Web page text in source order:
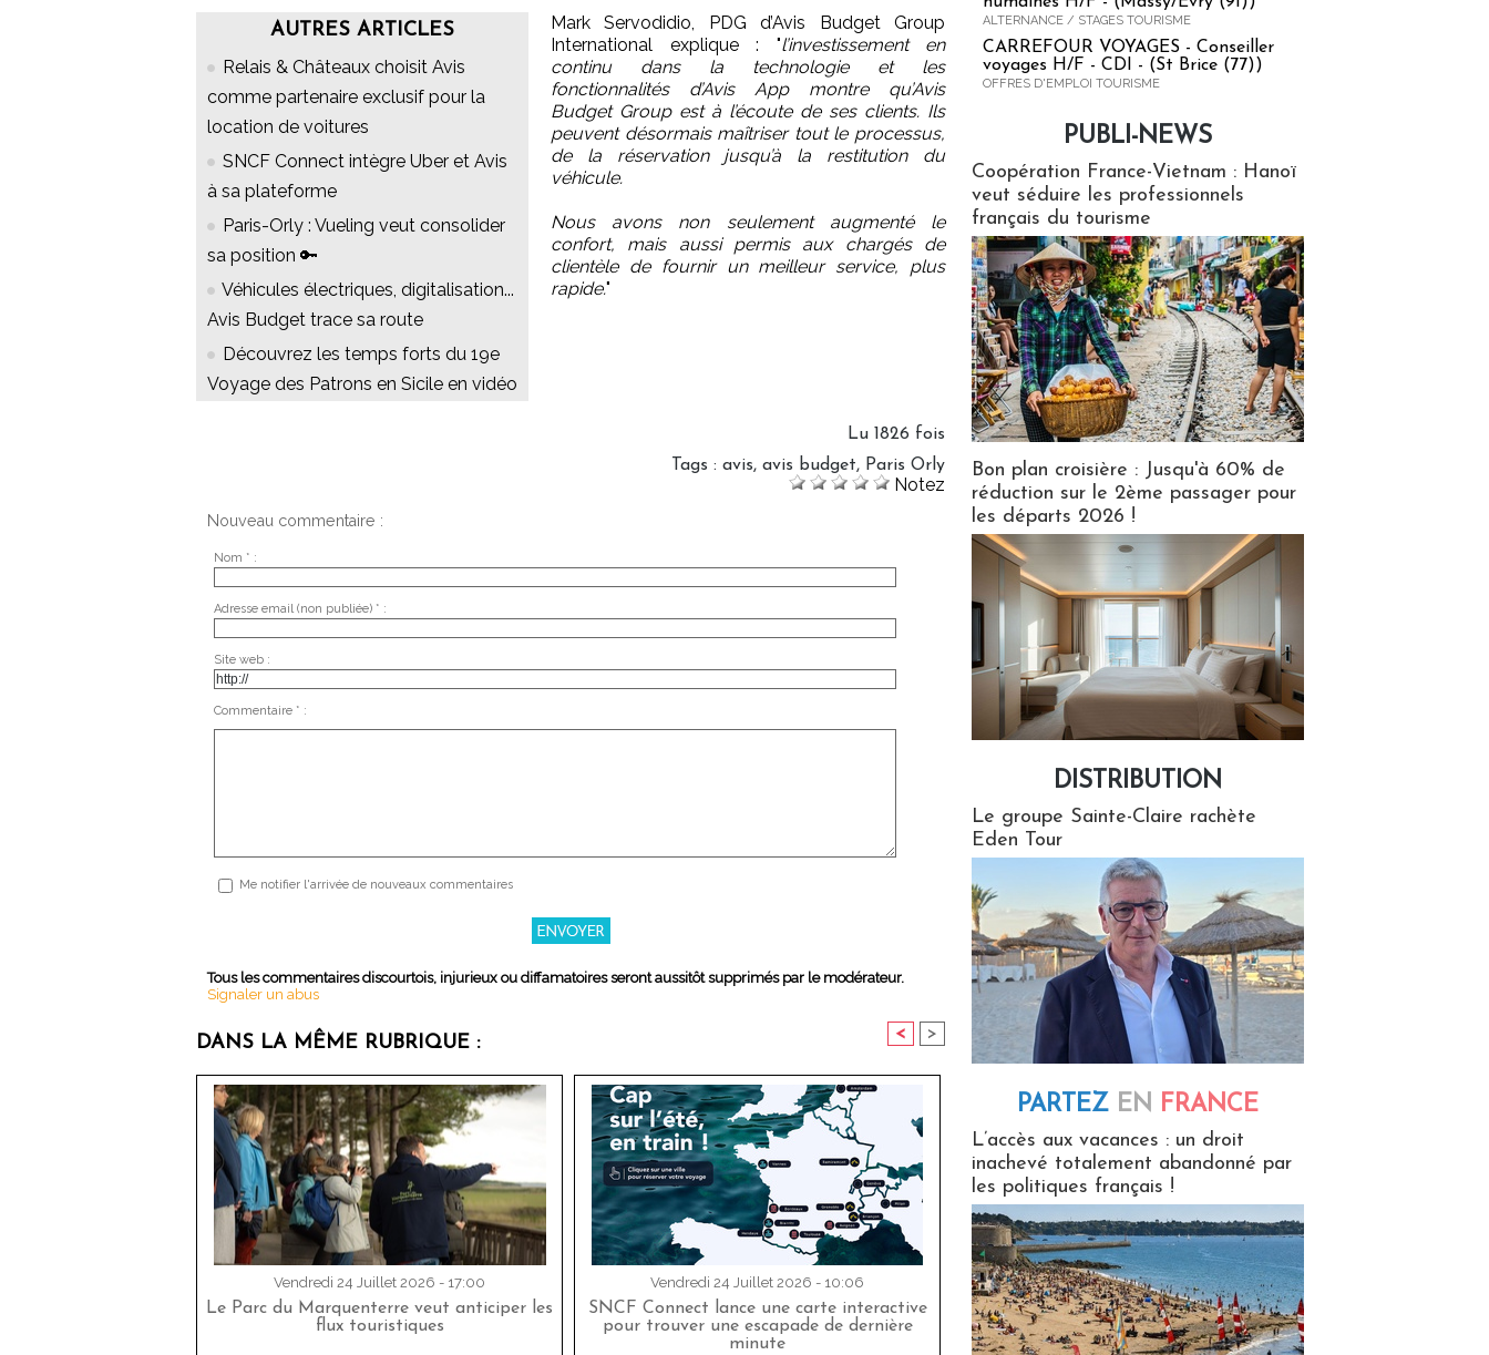
AUTRES ARTICLES
Relais & Châteaux choisit Avis
comme partenaire exclusif pour la
location de voitures
SNCF Connect intègre Uber et Avis
à sa plateforme
Paris-Orly : Vueling veut consolider
sa position 🔑
Véhicules électriques, digitalisation...
Avis Budget trace sa route
Découvrez les temps forts du 19e
Voyage des Patrons en Sicile en vidéo
Mark Servodidio, PDG d’Avis Budget Group
International explique : "l’investissement en
continu dans la technologie et les
fonctionnalités d’Avis App montre qu’Avis
Budget Group est à l’écoute de ses clients. Ils
peuvent désormais maîtriser tout le processus,
de la réservation jusqu’à la restitution du
véhicule.
Nous avons non seulement augmenté le
confort, mais aussi permis aux chargés de
clientèle de fournir un meilleur service, plus
rapide."
Lu 1826 fois
Tags : avis, avis budget, Paris Orly
Notez
Nouveau commentaire :
Nom * :
Adresse email (non publiée) * :
Site web :
Commentaire * :
Me notifier l'arrivée de nouveaux commentaires
Tous les commentaires discourtois, injurieux ou diffamatoires seront aussitôt supprimés par le modérateur.
Signaler un abus
DANS LA MÊME RUBRIQUE : < >
Vendredi 24 Juillet 2026 - 17:00
Le Parc du Marquenterre veut anticiper les
flux touristiques
Vendredi 24 Juillet 2026 - 10:06
SNCF Connect lance une carte interactive
pour trouver une escapade de dernière
minute
ALTERNANCE / STAGES TOURISME
CARREFOUR VOYAGES - Conseiller
voyages H/F - CDI - (St Brice (77))
OFFRES D'EMPLOI TOURISME
PUBLI-NEWS
Coopération France-Vietnam : Hanoï
veut séduire les professionnels
français du tourisme
Bon plan croisière : Jusqu'à 60% de
réduction sur le 2ème passager pour
les départs 2026 !
DISTRIBUTION
Le groupe Sainte-Claire rachète
Eden Tour
PARTEZ EN FRANCE
L’accès aux vacances : un droit
inachevé totalement abandonné par
les politiques français !